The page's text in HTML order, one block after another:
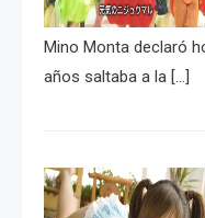
Mino Monta declaró
años saltaba a la […]